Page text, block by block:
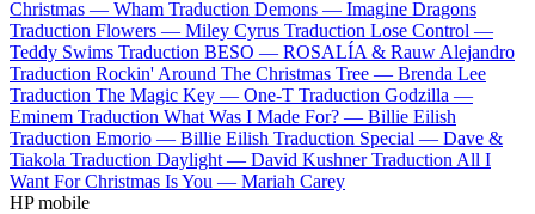
Christmas — Wham Traduction Demons — Imagine Dragons
Traduction Flowers — Miley Cyrus Traduction Lose Control —
Teddy Swims Traduction BESO — ROSALÍA & Rauw Alejandro
Traduction Rockin' Around The Christmas Tree — Brenda Lee
Traduction The Magic Key — One-T Traduction Godzilla —
Eminem Traduction What Was I Made For? — Billie Eilish
Traduction Emorio — Billie Eilish Traduction Special — Dave &
Tiakola Traduction Daylight — David Kushner Traduction All I
Want For Christmas Is You — Mariah Carey
HP mobile